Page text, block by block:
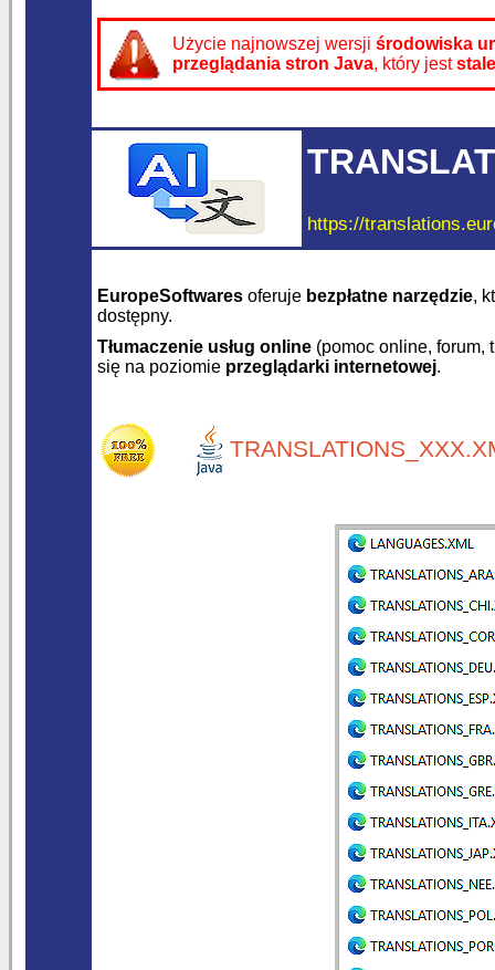
Użycie najnowszej wersji środowiska
przeglądania stron Java, który jeststale
https://
EuropeSoftwares oferuje bezpłatne narzędzie,
dostępny.
Tłumaczenie usług online (pomoc online,
się na poziomie przeglądarki internetowej.